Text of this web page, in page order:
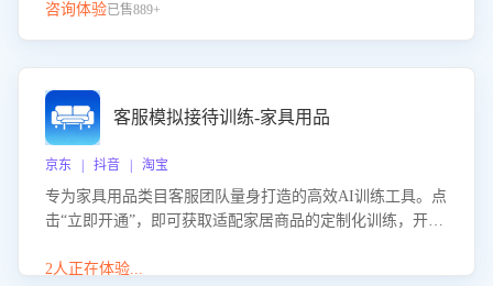
咨询体验已售889+
客服模拟接待训练-家具用品
京东 | 抖音 | 淘宝
专为家具用品类目客服团队量身打造的高效AI训练工具。点
击“立即开通”，即可获取适配家居商品的定制化训练，开启
能、尺寸参数咨询等高频场景下的专业应对能力。
2人正在体验...